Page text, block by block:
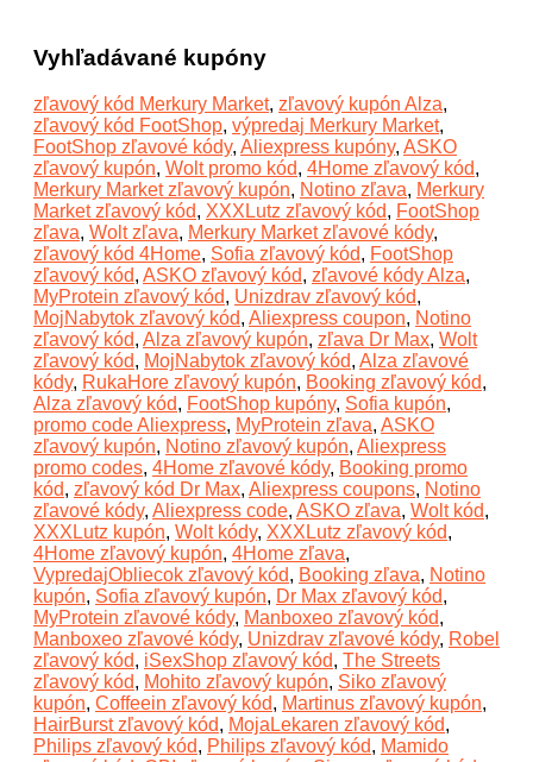
Vyhľadávané kupóny
zľavový kód Merkury Market, zľavový kupón Alza,
zľavový kód FootShop, výpredaj Merkury Market,
FootShop zľavové kódy, Aliexpress kupóny, ASKO
zľavový kupón, Wolt promo kód, 4Home zľavový kód,
Merkury Market zľavový kupón, Notino zľava, Merkury
Market zľavový kód, XXXLutz zľavový kód, FootShop
zľava, Wolt zľava, Merkury Market zľavové kódy,
zľavový kód 4Home, Sofia zľavový kód, FootShop
zľavový kód, ASKO zľavový kód, zľavové kódy Alza,
MyProtein zľavový kód, Unizdrav zľavový kód,
MojNabytok zľavový kód, Aliexpress coupon, Notino
zľavový kód, Alza zľavový kupón, zľava Dr Max, Wolt
zľavový kód, MojNabytok zľavový kód, Alza zľavové
kódy, RukaHore zľavový kupón, Booking zľavový kód,
Alza zľavový kód, FootShop kupóny, Sofia kupón,
promo code Aliexpress, MyProtein zľava, ASKO
zľavový kupón, Notino zľavový kupón, Aliexpress
promo codes, 4Home zľavové kódy, Booking promo
kód, zľavový kód Dr Max, Aliexpress coupons, Notino
zľavové kódy, Aliexpress code, ASKO zľava, Wolt kód,
XXXLutz kupón, Wolt kódy, XXXLutz zľavový kód,
4Home zľavový kupón, 4Home zľava,
VypredajObliecok zľavový kód, Booking zľava, Notino
kupón, Sofia zľavový kupón, Dr Max zľavový kód,
MyProtein zľavové kódy, Manboxeo zľavový kód,
Manboxeo zľavové kódy, Unizdrav zľavové kódy, Robel
zľavový kód, iSexShop zľavový kód, The Streets
zľavový kód, Mohito zľavový kupón, Siko zľavový
kupón, Coffeein zľavový kód, Martinus zľavový kupón,
HairBurst zľavový kód, MojaLekaren zľavový kód,
Philips zľavový kód, Philips zľavový kód, Mamido